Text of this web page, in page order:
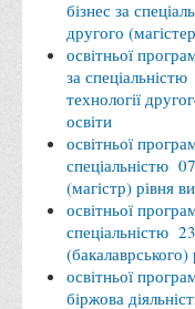
Соціальна
Правила
предметів
Протидія
Дії населення в
характеру
Правила
умовах війни
Що можна і не
бізнес за
другого
освітньої
за
технології
освіти
освітньої
спеціальністю
(магістр) рівня
освітньої
спеціальністю
(бакалаврського)
освітньої
біржова